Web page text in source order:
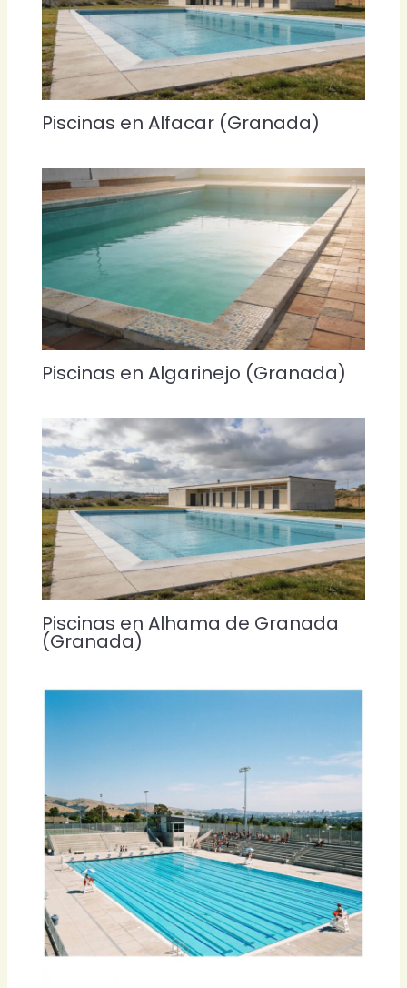
Piscinas en Alfacar (Granada)
Piscinas en Algarinejo (Granada)
Piscinas en Alhama de Granada
(Granada)